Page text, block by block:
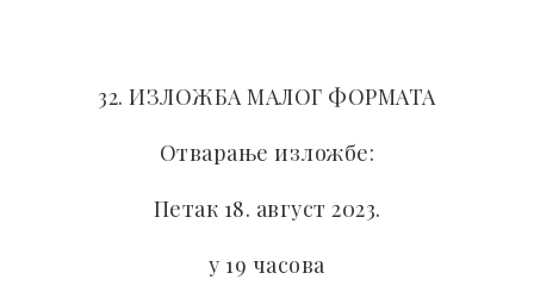
32. ИЗЛОЖБА МАЛОГ ФОРМАТА
Отварање изложбе:
Петак 18. август 2023.
у 19 часова